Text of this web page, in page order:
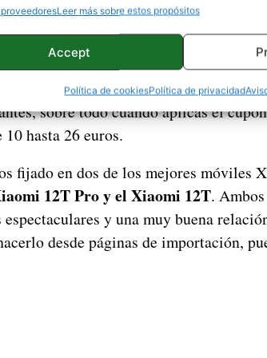
Leer más sobre estos propósitos
Accept
Política de cookiesPolítica de privacidad
portarte bien con un ser querido o tu
su smartphone o su tablet. En Hekka
sobre todo cuando aplicas el
hasta 26 euros.
fijado en dos de los mejores móviles
12T Pro y el Xiaomi 12T.
espectaculares y una muy buena
desde páginas de importación,